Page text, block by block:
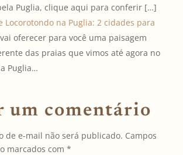
Puglia, clique aqui para conferir […]
Locorotondo na Puglia: 2 cidades para
oferecer para você uma paisagem
das praias que vimos até agora no
Puglia…
um comentário
de e-mail não será publicado. Campos
marcados com *